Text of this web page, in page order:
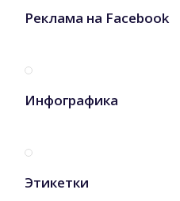
Реклама на Facebook
Инфографика
Этикетки